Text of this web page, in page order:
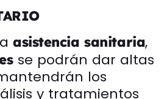
asistencia sanitaria,
se podrán dar altas
los
y tratamientos